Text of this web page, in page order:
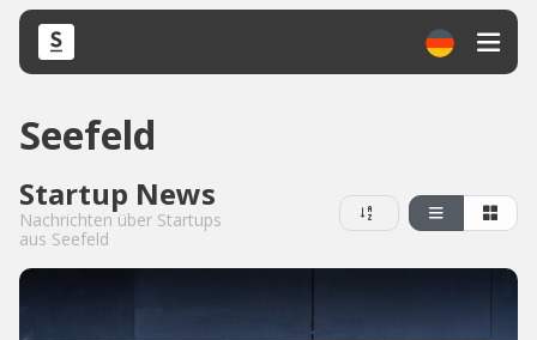
Seefeld
Startup News
Nachrichten über Startups
aus Seefeld